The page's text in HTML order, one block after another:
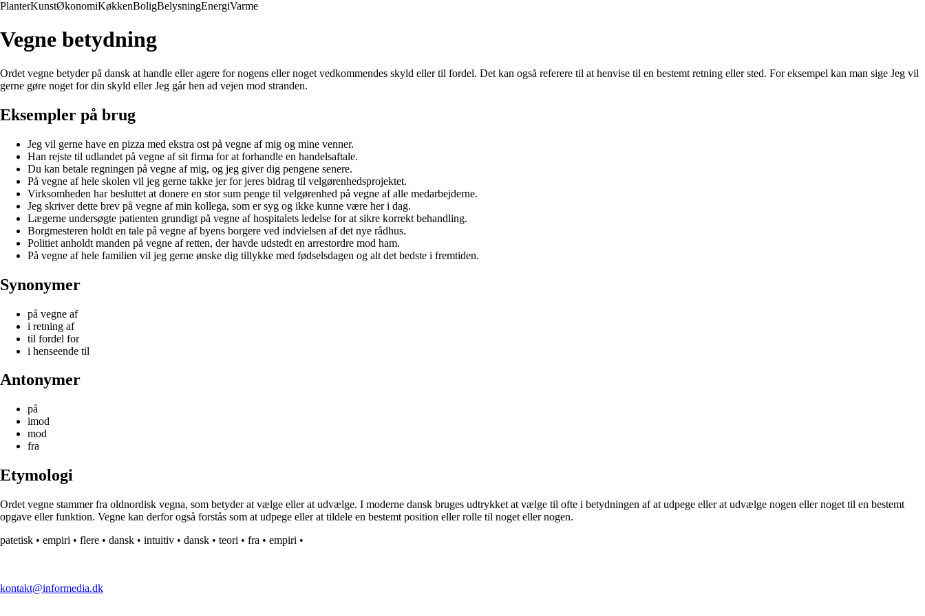
PlanterKunstØkonomiKøkkenBoligBelysningEnergiVarme
Vegne betydning
Ordet vegne betyder på dansk at handle eller agere for nogens eller noget vedkommendes skyld eller til fordel. Det kan også referere til at henvise til en bestemt retning eller sted. For eksempel kan man sige Jeg vil
gerne gøre noget for din skyld eller Jeg går hen ad vejen mod stranden.
Eksempler på brug
Jeg vil gerne have en pizza med ekstra ost på vegne af mig og mine venner.
Han rejste til udlandet på vegne af sit firma for at forhandle en handelsaftale.
Du kan betale regningen på vegne af mig, og jeg giver dig pengene senere.
På vegne af hele skolen vil jeg gerne takke jer for jeres bidrag til velgørenhedsprojektet.
Virksomheden har besluttet at donere en stor sum penge til velgørenhed på vegne af alle medarbejderne.
Jeg skriver dette brev på vegne af min kollega, som er syg og ikke kunne være her i dag.
Lægerne undersøgte patienten grundigt på vegne af hospitalets ledelse for at sikre korrekt behandling.
Borgmesteren holdt en tale på vegne af byens borgere ved indvielsen af det nye rådhus.
Politiet anholdt manden på vegne af retten, der havde udstedt en arrestordre mod ham.
På vegne af hele familien vil jeg gerne ønske dig tillykke med fødselsdagen og alt det bedste i fremtiden.
Synonymer
på vegne af
i retning af
til fordel for
i henseende til
Antonymer
på
imod
mod
fra
Etymologi
Ordet vegne stammer fra oldnordisk vegna, som betyder at vælge eller at udvælge. I moderne dansk bruges udtrykket at vælge til ofte i betydningen af at udpege eller at udvælge nogen eller noget til en bestemt
opgave eller funktion. Vegne kan derfor også forstås som at udpege eller at tildele en bestemt position eller rolle til noget eller nogen.
patetisk • empiri • flere • dansk • intuitiv • dansk • teori • fra • empiri •
kontakt@informedia.dk